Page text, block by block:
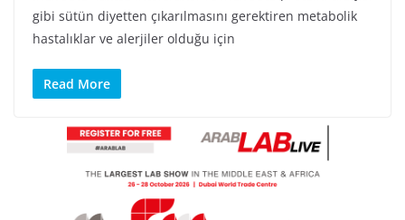
gibi sütün diyetten çıkarılmasını gerektiren metabolik
hastalıklar ve alerjiler olduğu için
Read More